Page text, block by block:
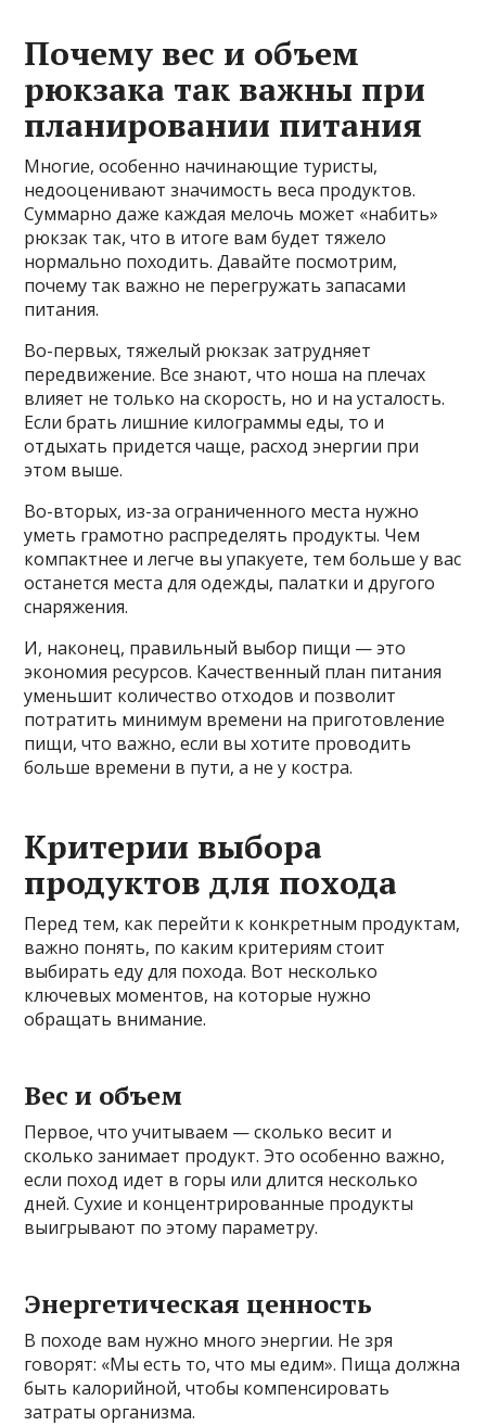
Почему вес и объем
рюкзака так важны при
планировании питания
Многие, особенно начинающие туристы,
недооценивают значимость веса продуктов.
Суммарно даже каждая мелочь может «набить»
рюкзак так, что в итоге вам будет тяжело
нормально походить. Давайте посмотрим,
почему так важно не перегружать запасами
питания.
Во-первых, тяжелый рюкзак затрудняет
передвижение. Все знают, что ноша на плечах
влияет не только на скорость, но и на усталость.
Если брать лишние килограммы еды, то и
отдыхать придется чаще, расход энергии при
этом выше.
Во-вторых, из-за ограниченного места нужно
уметь грамотно распределять продукты. Чем
компактнее и легче вы упакуете, тем больше у вас
останется места для одежды, палатки и другого
снаряжения.
И, наконец, правильный выбор пищи — это
экономия ресурсов. Качественный план питания
уменьшит количество отходов и позволит
потратить минимум времени на приготовление
пищи, что важно, если вы хотите проводить
больше времени в пути, а не у костра.
Критерии выбора
продуктов для похода
Перед тем, как перейти к конкретным продуктам,
важно понять, по каким критериям стоит
выбирать еду для похода. Вот несколько
ключевых моментов, на которые нужно
обращать внимание.
Вес и объем
Первое, что учитываем — сколько весит и
сколько занимает продукт. Это особенно важно,
если поход идет в горы или длится несколько
дней. Сухие и концентрированные продукты
выигрывают по этому параметру.
Энергетическая ценность
В походе вам нужно много энергии. Не зря
говорят: «Мы есть то, что мы едим». Пища должна
быть калорийной, чтобы компенсировать
затраты организма.